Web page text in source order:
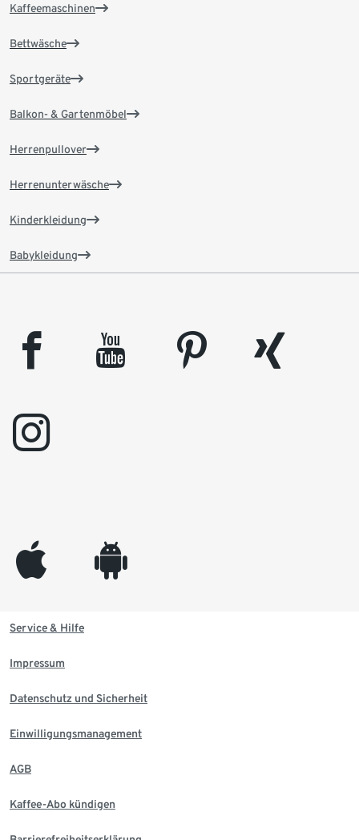
Kaffeemaschinen
Bettwäsche
Sportgeräte
Balkon- & Gartenmöbel
Herrenpullover
Herrenunterwäsche
Kinderkleidung
Babykleidung
facebook youtube pinterest
xing
instagram
appleinc android
Service & Hilfe
Impressum
Datenschutz und Sicherheit
Einwilligungsmanagement
AGB
Kaffee-Abo kündigen